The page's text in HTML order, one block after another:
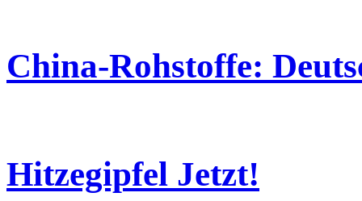
China-Rohstoffe:
Hitzegipfel Jetzt!